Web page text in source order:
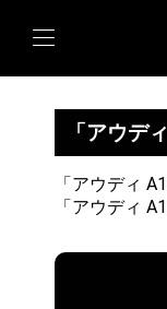
「アウデ
「アウディ
「アウディ